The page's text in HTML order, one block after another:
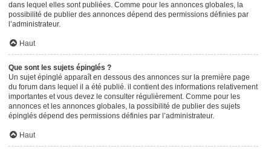
dans lequel elles sont publiées. Comme pour les annonces globales, la
possibilité de publier des annonces dépend des permissions définies par
l’administrateur.
Haut
Que sont les sujets épinglés ?
Un sujet épinglé apparaît en dessous des annonces sur la première page
du forum dans lequel il a été publié. il contient des informations relativement
importantes et vous devez le consulter régulièrement. Comme pour les
annonces et les annonces globales, la possibilité de publier des sujets
épinglés dépend des permissions définies par l’administrateur.
Haut